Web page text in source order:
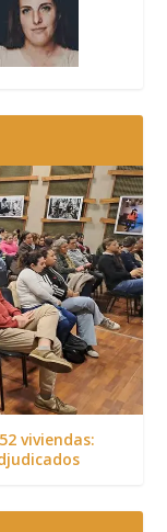
viviendas: